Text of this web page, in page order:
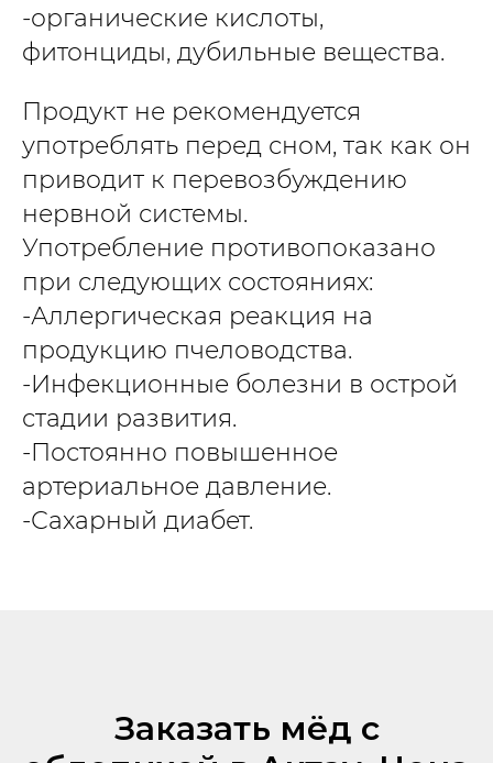
-органические кислоты,
фитонциды, дубильные вещества.
Продукт не рекомендуется
употреблять перед сном, так как он
приводит к перевозбуждению
нервной системы.
Употребление противопоказано
при следующих состояниях:
-Аллергическая реакция на
продукцию пчеловодства.
-Инфекционные болезни в острой
стадии развития.
-Постоянно повышенное
артериальное давление.
-Сахарный диабет.
Заказать мёд с